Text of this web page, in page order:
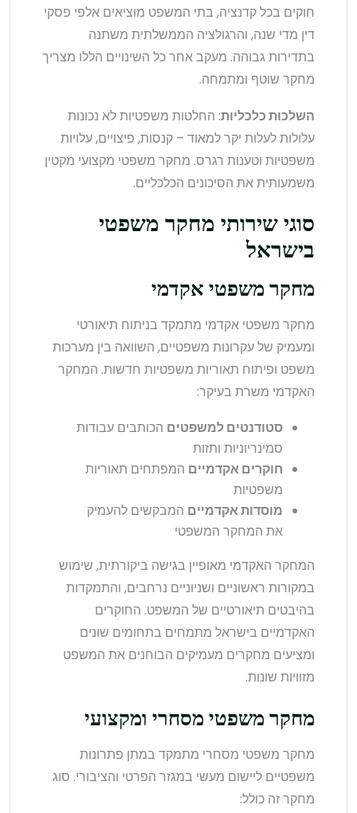
חוקים בכל קדנציה, בתי המשפט מוציאים אלפי פסקי
דין מדי שנה, והרגולציה הממשלתית משתנה
בתדירות גבוהה. מעקב אחר כל השינויים הללו מצריך
מחקר שוטף ומתמחה.
השלכות כלכליות: החלטות משפטיות לא נכונות
עלולות לעלות יקר למאוד – קנסות, פיצויים, עלויות
משפטיות וטענות רגרס. מחקר משפטי מקצועי מקטין
משמעותית את הסיכונים הכלכליים.
סוגי שירותי מחקר משפטי
בישראל
מחקר משפטי אקדמי
מחקר משפטי אקדמי מתמקד בניתוח תיאורטי
ומעמיק של עקרונות משפטיים, השוואה בין מערכות
משפט ופיתוח תאוריות משפטיות חדשות. המחקר
האקדמי משרת בעיקר:
סטודנטים למשפטים הכותבים עבודות
סמינריוניות ותזות
חוקרים אקדמיים המפתחים תאוריות
משפטיות
מוסדות אקדמיים המבקשים להעמיק
את המחקר המשפטי
המחקר האקדמי מאופיין בגישה ביקורתית, שימוש
במקורות ראשוניים ושניוניים נרחבים, והתמקדות
בהיבטים תיאורטיים של המשפט. החוקרים
האקדמיים בישראל מתמחים בתחומים שונים
ומציעים מחקרים מעמיקים הבוחנים את המשפט
מזוויות שונות.
מחקר משפטי מסחרי ומקצועי
מחקר משפטי מסחרי מתמקד במתן פתרונות
משפטיים ליישום מעשי במגזר הפרטי והציבורי. סוג
מחקר זה כולל: